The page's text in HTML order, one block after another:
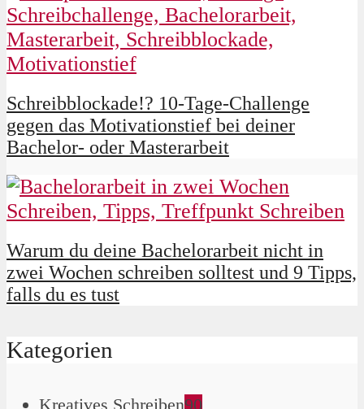
Schreibblockade!? 10-Tage-Challenge
gegen das Motivationstief bei deiner
Bachelor- oder Masterarbeit
Warum du deine Bachelorarbeit nicht in
zwei Wochen schreiben solltest und 9 Tipps,
falls du es tust
Kategorien
Kreatives Schreiben90